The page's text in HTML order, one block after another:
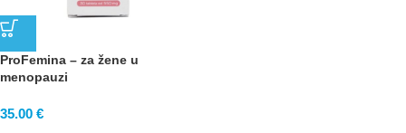
ProFemina – za žene u
menopauzi
35.00 €